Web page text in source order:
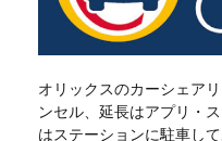
オリックスのカーシェア
ンセル、延長はアプリ・
はステーションに駐車し